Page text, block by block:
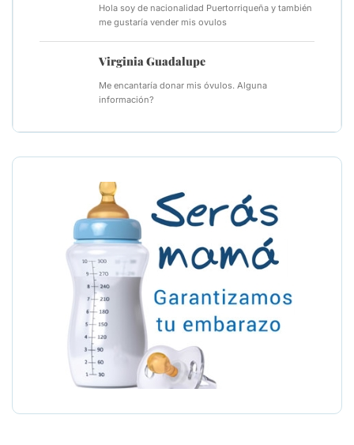
Hola soy de nacionalidad Puertorriqueña y también
me gustaría vender mis ovulos
Virginia Guadalupe
Me encantaría donar mis óvulos. Alguna
información?